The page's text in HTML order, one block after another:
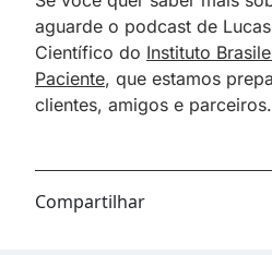
aguarde o podcast de
Científico do Instituto
Paciente, que estamos
clientes, amigos e parceiros.
Compartilhar